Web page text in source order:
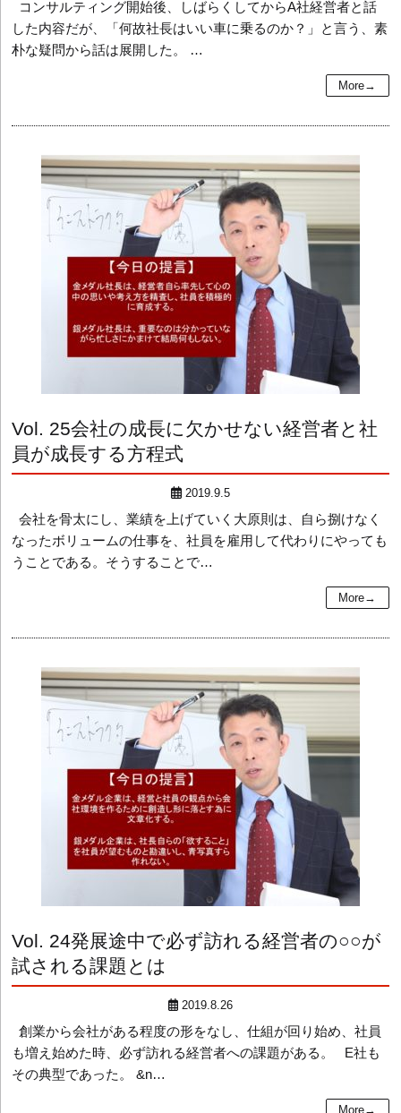
コンサルティング開始後、しばらくしてからA社経営者と話
した内容だが、「何故社長はいい車に乗るのか？」と言う、素
朴な疑問から話は展開した。 …
More→
Vol. 25会社の成長に欠かせない経営者と社
員が成長する方程式
2019.9.5
会社を骨太にし、業績を上げていく大原則は、自ら捌けなく
なったボリュームの仕事を、社員を雇用して代わりにやっても
うことである。そうすることで…
More→
Vol. 24発展途中で必ず訪れる経営者の○○が
試される課題とは
2019.8.26
創業から会社がある程度の形をなし、仕組が回り始め、社員
も増え始めた時、必ず訪れる経営者への課題がある。 E社も
その典型であった。 &n…
More→